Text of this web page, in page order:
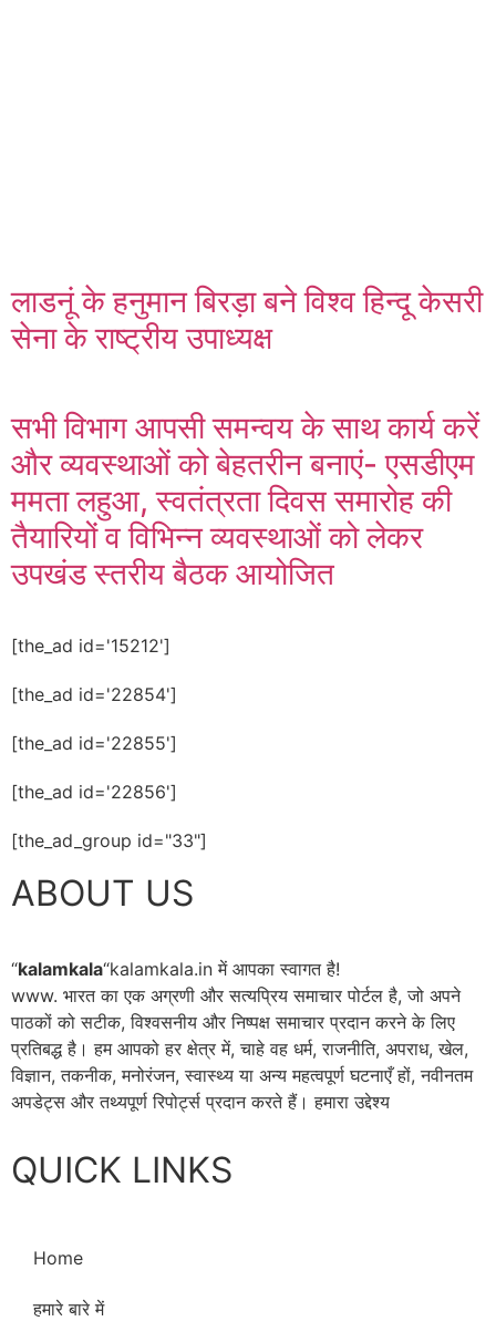
लाडनूं के हनुमान बिरड़ा बने विश्व हिन्दू केसरी
सेना के राष्ट्रीय उपाध्यक्ष
सभी विभाग आपसी समन्वय के साथ कार्य करें
और व्यवस्थाओं को बेहतरीन बनाएं- एसडीएम
ममता लहुआ, स्वतंत्रता दिवस समारोह की
तैयारियों व विभिन्न व्यवस्थाओं को लेकर
उपखंड स्तरीय बैठक आयोजित
[the_ad id='15212']
[the_ad id='22854']
[the_ad id='22855']
[the_ad id='22856']
[the_ad_group id="33"]
ABOUT US
“kalamkala“kalamkala.in में आपका स्वागत है!
www. भारत का एक अग्रणी और सत्यप्रिय समाचार पोर्टल है, जो अपने
पाठकों को सटीक, विश्वसनीय और निष्पक्ष समाचार प्रदान करने के लिए
प्रतिबद्ध है। हम आपको हर क्षेत्र में, चाहे वह धर्म, राजनीति, अपराध, खेल,
विज्ञान, तकनीक, मनोरंजन, स्वास्थ्य या अन्य महत्वपूर्ण घटनाएँ हों, नवीनतम
अपडेट्स और तथ्यपूर्ण रिपोर्ट्स प्रदान करते हैं। हमारा उद्देश्य
QUICK LINKS
Home
हमारे बारे में